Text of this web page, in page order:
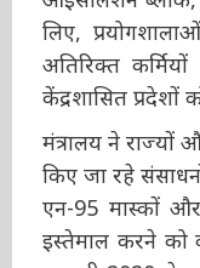
अस्पतालों,
के विकास के लिए,
करने के लिए,
राज्यों और
है।
मंत्रालय ने राज्यों
प्रदान किए जा
उपकरणों, एन-95